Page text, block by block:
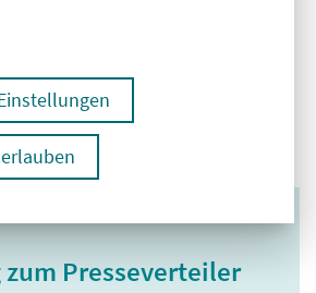
Presseverteiler